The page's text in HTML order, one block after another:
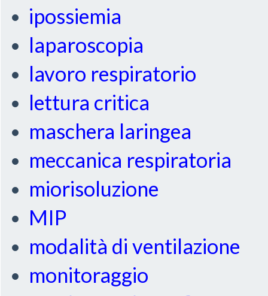
ipossiemia
laparoscopia
lavoro respiratorio
lettura critica
maschera laringea
meccanica respiratoria
miorisoluzione
MIP
modalità di ventilazione
monitoraggio